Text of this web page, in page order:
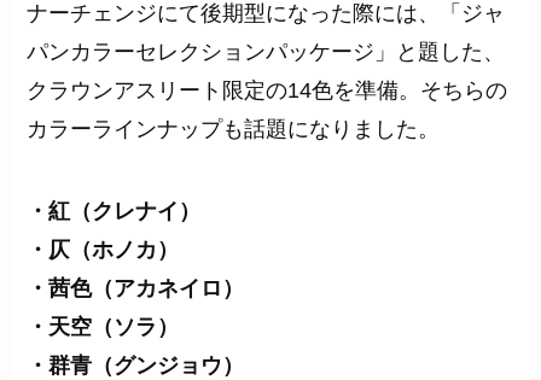
ナーチェンジにて後期型になった際には、「ジャ
パンカラーセレクションパッケージ」と題した、
クラウンアスリート限定の14色を準備。そちらの
カラーラインナップも話題になりました。
・紅（クレナイ）
・仄（ホノカ）
・茜色（アカネイロ）
・天空（ソラ）
・群青（グンジョウ）